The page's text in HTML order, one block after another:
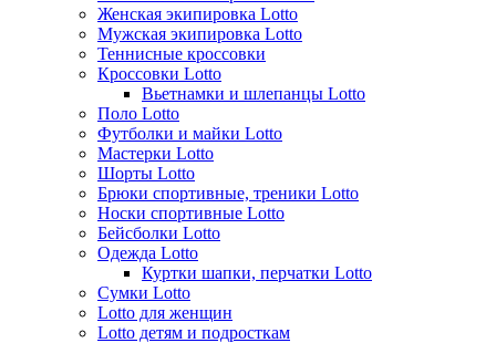
Женская экипировка Lotto
Мужская экипировка Lotto
Теннисные кроссовки
Кроссовки Lotto
Вьетнамки и шлепанцы Lotto
Поло Lotto
Футболки и майки Lotto
Мастерки Lotto
Шорты Lotto
Брюки спортивные, треники Lotto
Носки спортивные Lotto
Бейсболки Lotto
Одежда Lotto
Куртки шапки, перчатки Lotto
Сумки Lotto
Lotto для женщин
Lotto детям и подросткам